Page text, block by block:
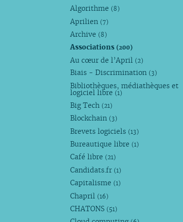
Algorithme (8)
Aprilien (7)
Archive (8)
Associations(200)
Au cœur de l’April (2)
Biais - Discrimination (3)
Bibliothèques, médiathèques et
logiciel libre (1)
Big Tech (21)
Blockchain (3)
Brevets logiciels (13)
Bureautique libre (1)
Café libre (21)
Candidats.fr (1)
Capitalisme (1)
Chapril (16)
CHATONS (51)